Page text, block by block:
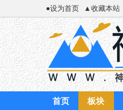
●设为首页 ▲收藏本站
首页 板块